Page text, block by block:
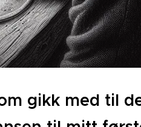
gikk med til